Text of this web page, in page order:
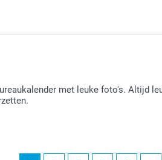
leuk om te horen dat je blij bent met
met leuke foto's. Altijd